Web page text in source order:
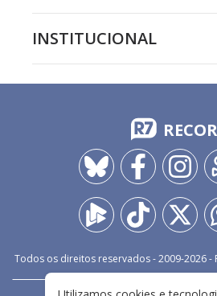
INSTITUCIONAL
Todos os direitos reservados - 2009-2026-